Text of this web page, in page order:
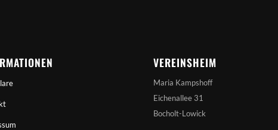
VEREINSHEIM
Maria Kampshoff
Eichenallee 31
Bocholt-Lowick